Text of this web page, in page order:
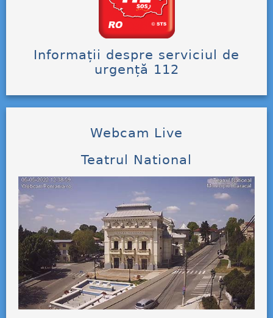
Informații despre serviciul de
urgență 112
Webcam Live
Teatrul National